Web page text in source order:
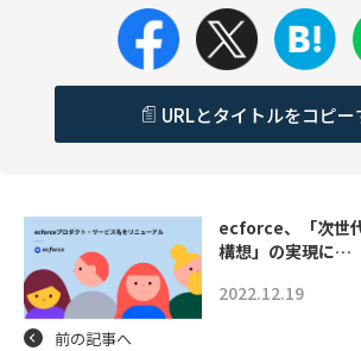
URLとタイトルをコピー
ecforce、「次世
構想」の実現に…
2022.12.19
前の記事へ